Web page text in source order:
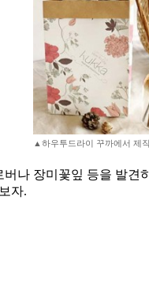
▲하우투드라이 꾸까에서 제
나 장미꽃잎 등을 발
자.